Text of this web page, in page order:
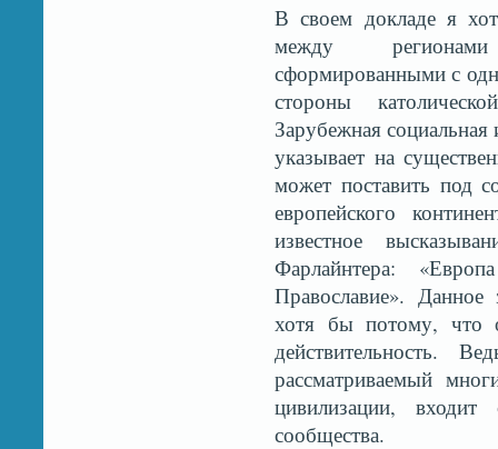
В своем докладе я
между
сформированными с
стороны
Зарубежная
указывает на
может поставить под
европейского
известное
Фарлайнтера:
Православие». Данное
хотя бы потому, что
действительность.
рассматриваемый
цивилизации, входит
сообщества.